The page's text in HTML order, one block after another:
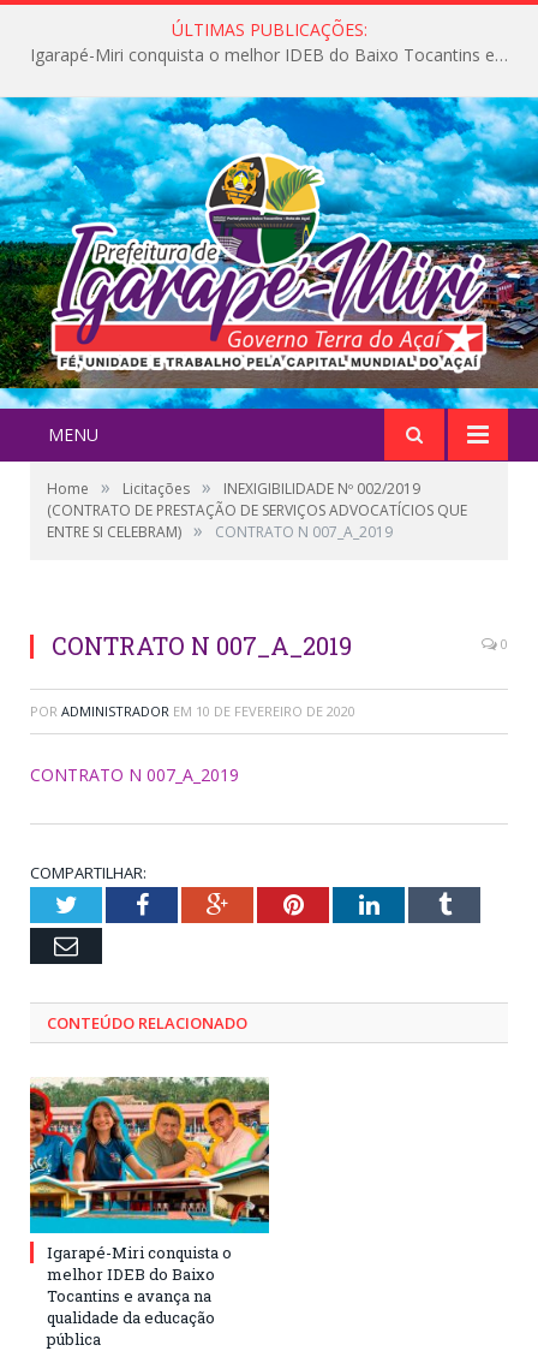
ÚLTIMAS PUBLICAÇÕES:
Igarapé-Miri conquista o melhor IDEB do Baixo Tocantins e avança na qualidade da educação pública
MENU
Home » Licitações »
INEXIGIBILIDADE Nº 002/2019
(CONTRATO DE PRESTAÇÃO DE SERVIÇOS ADVOCATÍCIOS QUE
ENTRE SI CELEBRAM) » CONTRATO N 007_A_2019
CONTRATO N 007_A_2019 0
POR ADMINISTRADOR EM 10 DE FEVEREIRO DE 2020
CONTRATO N 007_A_2019
COMPARTILHAR:
TwitterFacebookGoogle+PinterestLinkedInTumblr
Email
CONTEÚDO RELACIONADO
Igarapé-Miri conquista o
melhor IDEB do Baixo
Tocantins e avança na
qualidade da educação
pública